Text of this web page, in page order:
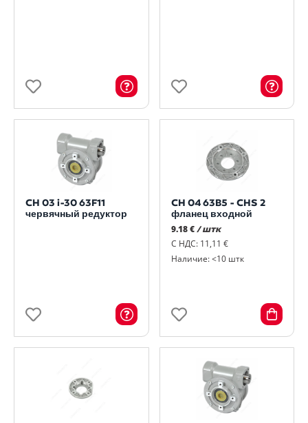
CH 03 i-30 63F11
червячный редуктор
CH 04 63B5 - CHS 2
фланец входной
9.18 € / штк
С НДС: 11,11 €
Наличие: <10 штк